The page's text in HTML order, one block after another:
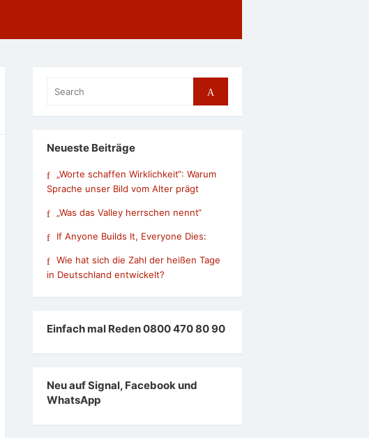
for:
Search
Neueste Beiträge
„Worte schaffen Wirklichkeit“: Warum
Sprache unser Bild vom Alter prägt
„Was das Valley herrschen nennt“
If Anyone Builds It, Everyone Dies:
Wie hat sich die Zahl der heißen Tage
in Deutschland entwickelt?
Einfach mal Reden 0800 470 80 90
Neu auf Signal, Facebook und
WhatsApp